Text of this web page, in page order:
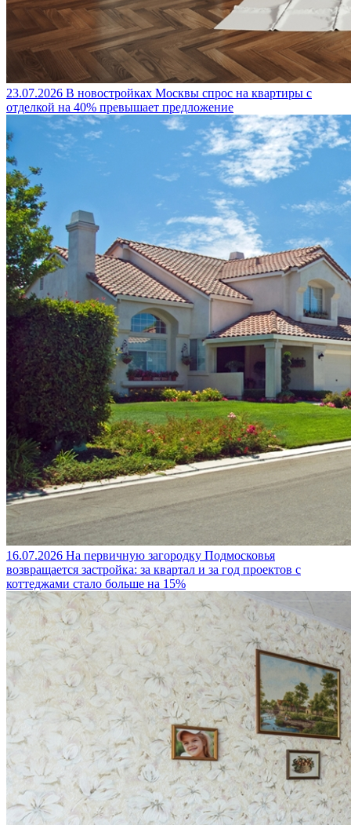
23.07.2026 В новостройках Москвы спрос на квартиры с
отделкой на 40% превышает предложение
16.07.2026 На первичную загородку Подмосковья
возвращается застройка: за квартал и за год проектов с
коттеджами стало больше на 15%